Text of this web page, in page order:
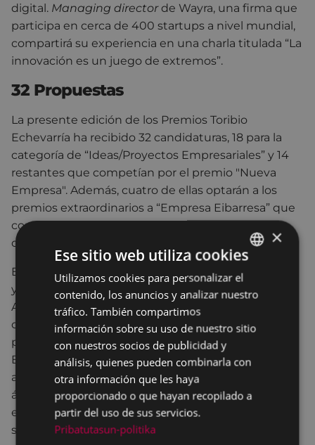
digital. Managing directorde Wayra, una firma que
participa en cerca de 400 startups a nivel mundial,
compartirá su experiencia en una charla titulada “La
innovación es un juego de extremos”.
32 Propuestas
La presente edición de los Premios Toribio
Echevarría ha recibido 32 candidaturas, 18 para la
categoría de “Ideas/Proyectos Empresariales” y 14
restantes que competían por el premio "Nueva
Empresa". Además, cuatro de ellas optarán a los
premios extraordinarios a “Empresa Eibarresa” que
concede el Ayuntamiento para impulsar el
desarrollo del tejido empresarial local.
El perfil de las candidaturas corresponde a startups
y proyectos empresariales de la Comunidad
Autónoma Vasca focalizados en la innovación de
carácter científico-tecnológico. La mayor parte
procede de Gipuzkoa, mientras que 3 provienen de
Bizkaia y 2 de Álava. Todos ellos desarrollan su
actividad en sectores estratégicos: el 40% en el
ámbito de las Nuevas Tecnologías, un 32%
enfocados a Bio/Salud, el 21% en Industria y
sostenibilidad y otro 6% en Fabricación avanzada.
BASQUE
SPANISH
×
Ese sitio web utiliza cookies
Utilizamos cookies para personalizar el
contenido, los anuncios y analizar nuestro
tráfico. También compartimos
información sobre su uso de nuestro sitio
con nuestros socios de publicidad y
análisis, quienes pueden combinarla con
otra información que les haya
proporcionado o que hayan recopilado a
partir del uso de sus servicios.
Pribatutasun-politika